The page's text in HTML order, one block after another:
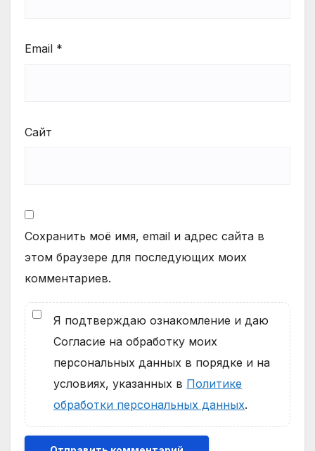
Email *
Сайт
Сохранить моё имя, email и адрес сайта в
этом браузере для последующих моих
комментариев.
Я подтверждаю ознакомление и даю
Согласие на обработку моих
персональных данных в порядке и на
условиях, указанных в Политике
обработки персональных данных.